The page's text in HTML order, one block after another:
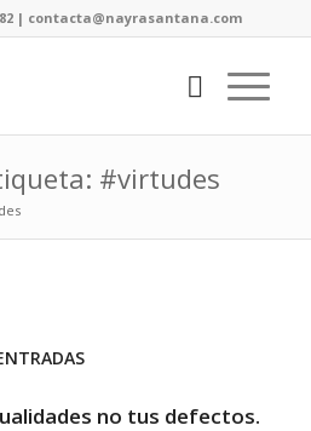
82 | contacta@nayrasantana.com
#virtudes
no tus defectos.